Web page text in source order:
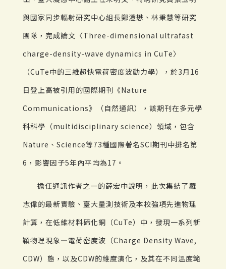
與國家同步輻射研究中心組長鄭澄懋、林秉慧等研究
團隊，完成論文〈Three-dimensional ultrafast
charge-density-wave dynamics in CuTe〉
（CuTe中的三維超快電荷密度波動力學），於3月16
日登上高被引用的國際期刊《Nature
Communications》（自然通訊），該期刊在多元學
科科學（multidisciplinary science）領域，包含
Nature、Science等73種國際著名SCI期刊中排名第
6，影響因子5年內平均為17。
擔任通訊作者之一的薛宏中說明，此次集結了羅
志偉的最新實驗、臺大量測技術及本校強項先進物理
計算，在低維材料碲化銅（CuTe）中，發現一系列新
穎物理現象—電荷密度波（Charge Density Wave,
CDW）態，以及CDW的維度演化，及其在不同溫度範